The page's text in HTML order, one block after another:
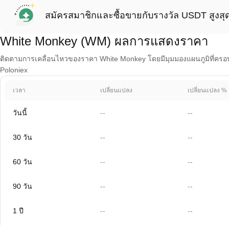
สมัครสมาชิกและซื้อขายกับรางวัล USDT สูงสุ
White Monkey (WM) ผลการแสดงราคา
ติดตามการเคลื่อนไหวของราคา White Monkey โดยมีมุมมองแผนภูมิที่ค
Poloniex
เวลา เปลี่ยนแปลง เปลี่ยนแปลง %
วันนี้ -- --
30 วัน -- --
60 วัน -- --
90 วัน -- --
1 ปี -- --